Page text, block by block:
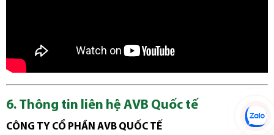
6. Thông tin liên hệ AVB Quốc tế
CÔNG TY CỔ PHẦN AVB QUỐC TẾ